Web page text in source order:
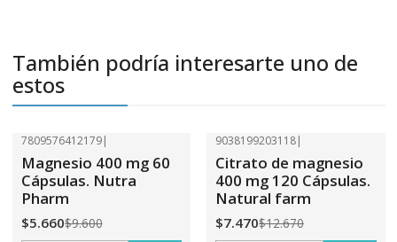
También podría interesarte uno de
estos
7809576412179|
Magnesio 400 mg 60
Cápsulas. Nutra
Pharm
$5.660$9.600
9038199203118|
Citrato de magnesio
400 mg 120 Cápsulas.
Natural farm
$7.470$12.670